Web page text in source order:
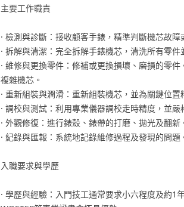
主要工作職責
· 檢測與診斷：接收顧客手錶，精準判斷機芯故障
· 拆解與清潔：完全拆解手錶機芯，清洗所有零件
· 維修與更換零件：修補或更換損壞、磨損的零
複雜機芯。
· 重新組裝與潤滑：重新組裝機芯，並為關鍵位置
· 調校與測試：利用專業儀器調校走時精度，並嚴
· 外觀修復：進行錶殼、錶帶的打磨、拋光及翻新
· 紀錄與匯報：系統地記錄維修過程及發現的問題
入職要求與學歷
· 學歷與經驗：入門技工通常要求小六程度及約1